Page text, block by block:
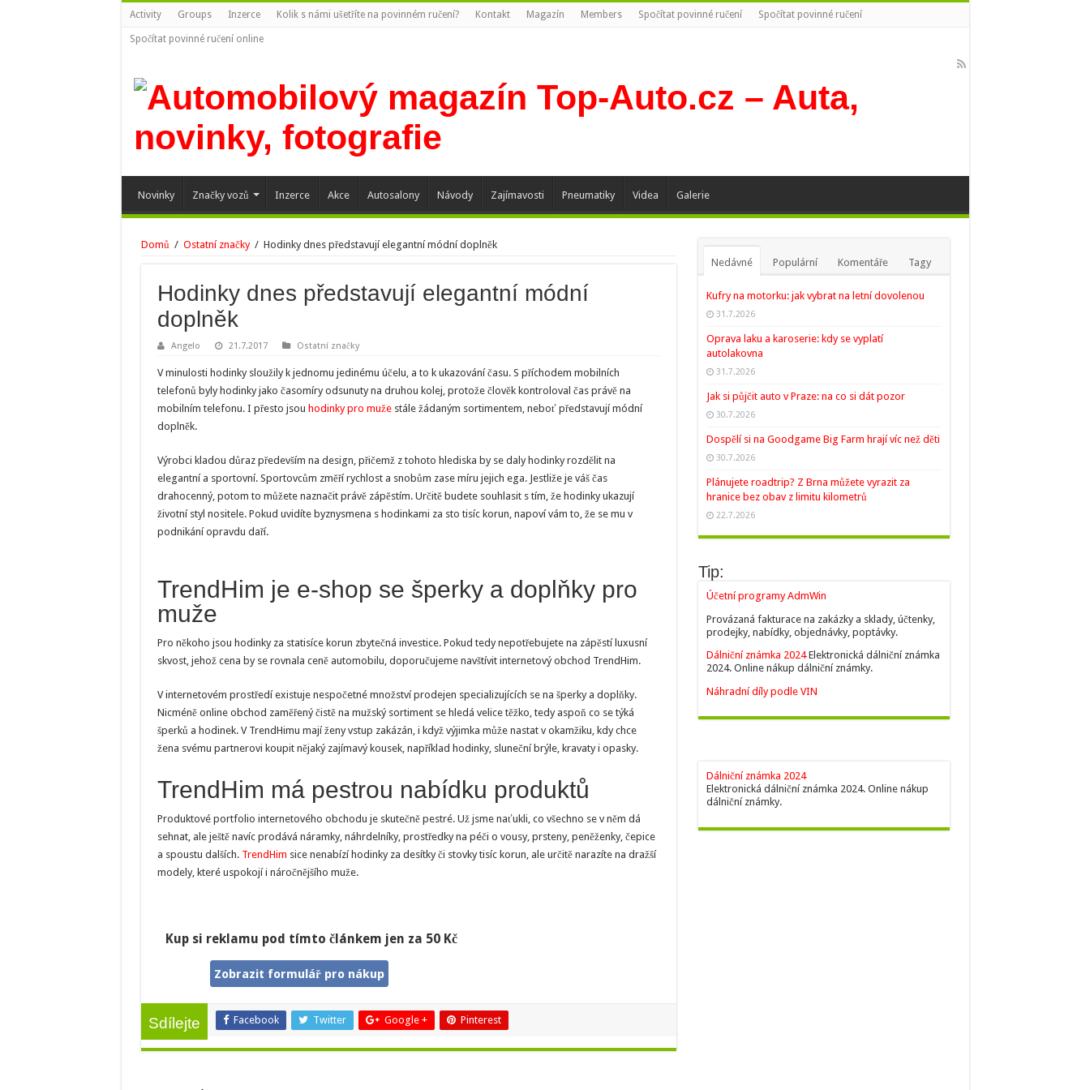
Activity Groups Inzerce Kolik s námi ušetříte na povinném ručení? Kontakt Magazín Members Spočítat povinné ručení Spočítat povinné ručení
Spočítat povinné ručení online
Novinky Značky vozů Inzerce Akce Autosalony Návody Zajímavosti Pneumatiky Videa Galerie
Domů / Ostatní značky / Hodinky dnes představují elegantní módní doplněk
Hodinky dnes představují elegantní módní
doplněk
Angelo 21.7.2017 Ostatní značky
V minulosti hodinky sloužily k jednomu jedinému účelu, a to k ukazování času. S příchodem mobilních
telefonů byly hodinky jako časomíry odsunuty na druhou kolej, protože člověk kontroloval čas právě na
mobilním telefonu. I přesto jsou hodinky pro mužestále žádaným sortimentem, neboť představují módní
doplněk.
Výrobci kladou důraz především na design, přičemž z tohoto hlediska by se daly hodinky rozdělit na
elegantní a sportovní. Sportovcům změří rychlost a snobům zase míru jejich ega. Jestliže je váš čas
drahocenný, potom to můžete naznačit právě zápěstím. Určitě budete souhlasit s tím, že hodinky ukazují
životní styl nositele. Pokud uvidíte byznysmena s hodinkami za sto tisíc korun, napoví vám to, že se mu v
podnikání opravdu daří.
TrendHim je e-shop se šperky a doplňky pro
muže
Pro někoho jsou hodinky za statisíce korun zbytečná investice. Pokud tedy nepotřebujete na zápěstí luxusní
skvost, jehož cena by se rovnala ceně automobilu, doporučujeme navštívit internetový obchod TrendHim.
V internetovém prostředí existuje nespočetné množství prodejen specializujících se na šperky a doplňky.
Nicméně online obchod zaměřený čistě na mužský sortiment se hledá velice těžko, tedy aspoň co se týká
šperků a hodinek. V TrendHimu mají ženy vstup zakázán, i když výjimka může nastat v okamžiku, kdy chce
žena svému partnerovi koupit nějaký zajímavý kousek, například hodinky, sluneční brýle, kravaty i opasky.
TrendHim má pestrou nabídku produktů
Produktové portfolio internetového obchodu je skutečně pestré. Už jsme naťukli, co všechno se v něm dá
sehnat, ale ještě navíc prodává náramky, náhrdelníky, prostředky na péči o vousy, prsteny, peněženky, čepice
a spoustu dalších. TrendHim sice nenabízí hodinky za desítky či stovky tisíc korun, ale určitě narazíte na dražší
modely, které uspokojí i náročnějšího muže.
Kup si reklamu pod tímto článkem jen za 50 Kč
Zobrazit formulář pro nákup
Sdílejte Facebook Twitter Google + Pinterest
Nedávné Populární Komentáře Tagy
Kufry na motorku: jak vybrat na letní dovolenou
31.7.2026
Oprava laku a karoserie: kdy se vyplatí
autolakovna
31.7.2026
Jak si půjčit auto v Praze: na co si dát pozor
30.7.2026
Dospělí si na Goodgame Big Farm hrají víc než děti
30.7.2026
Plánujete roadtrip? Z Brna můžete vyrazit za
hranice bez obav z limitu kilometrů
22.7.2026
Tip:
Účetní programy AdmWin
Provázaná fakturace na zakázky a sklady, účtenky,
prodejky, nabídky, objednávky, poptávky.
Dálniční známka 2024Elektronická dálniční známka
2024. Online nákup dálniční známky.
Náhradní díly podle VIN
Dálniční známka 2024
Elektronická dálniční známka 2024. Online nákup
dálniční známky.